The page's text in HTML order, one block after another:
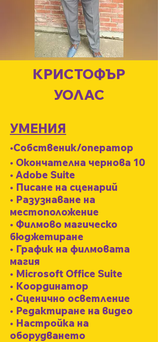
КРИСТОФЪР
УОЛАС
УМЕНИЯ
•Собственик/оператор
• Окончателна чернова 10
• Adobe Suite
• Писане на сценарий
• Разузнаване на
местоположение
• Филмово магическо
бюджетиране
• График на филмовата
магия
• Microsoft Office Suite
• Координатор
• Сценично осветление
• Редактиране на видео
• Настройка на
оборудването